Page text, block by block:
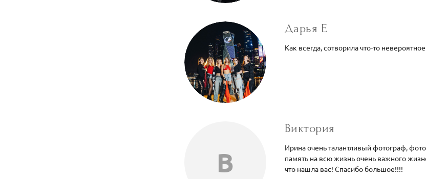
Дарья Е
Как всегда, сотворила что-то
В
Виктория
Ирина очень талантливый фотограф,
память на всю жизнь очень важного
что нашла вас! Спасибо большое!!!!